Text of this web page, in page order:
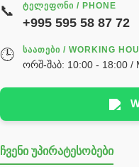
реек
სხადასხვა
Hyva
უჟანგავი ფოლადი
📞 ᲢᲔᲚᲔᲤᲝᲜᲘ / PHONE
+995 595 58 87 72
🕒 ᲡᲐᲐᲗᲔᲑᲘ / WORKING
ორშ-შაბ: 10:00 - 18:00 /
ჩვენი უპირატესობები